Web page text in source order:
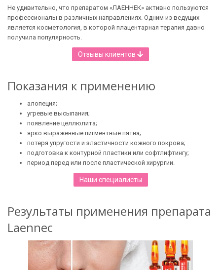
Не удивительно, что препаратом «ЛАЕННЕК» активно пользуются
профессионалы в различных направлениях. Одним из ведущих
является косметология, в которой плацентарная терапия давно
получила популярность.
Отзывы клиентов
Показания к применению
алопеция;
угревые высыпания;
появление целлюлита;
ярко выраженные пигментные пятна;
потеря упругости и эластичности кожного покрова;
подготовка к контурной пластики или софтлифтингу;
период перед или после пластической хирургии.
Наши специалисты
Результаты применения препарата
Laennec